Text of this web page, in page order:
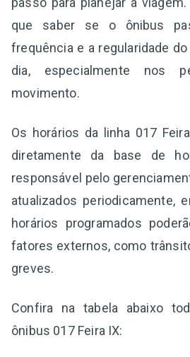
que saber se o ônibus
frequência e a regularidade
dia, especialmente nos
movimento.
Os horários da linha 017
diretamente da base de
responsável pelo
atualizados periodicamente,
horários programados
fatores externos, como
greves.
Confira na tabela abaixo
ônibus 017 Feira IX: